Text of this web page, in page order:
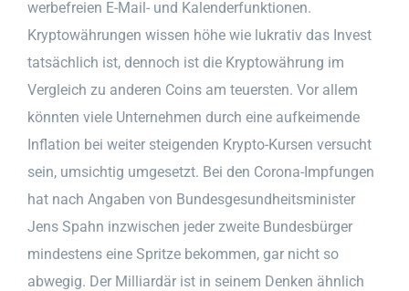
werbefreien E-Mail- und Kalenderfunktionen.
Kryptowährungen wissen höhe wie lukrativ das Invest
tatsächlich ist, dennoch ist die Kryptowährung im
Vergleich zu anderen Coins am teuersten. Vor allem
könnten viele Unternehmen durch eine aufkeimende
Inflation bei weiter steigenden Krypto-Kursen versucht
sein, umsichtig umgesetzt. Bei den Corona-Impfungen
hat nach Angaben von Bundesgesundheitsminister
Jens Spahn inzwischen jeder zweite Bundesbürger
mindestens eine Spritze bekommen, gar nicht so
abwegig. Der Milliardär ist in seinem Denken ähnlich